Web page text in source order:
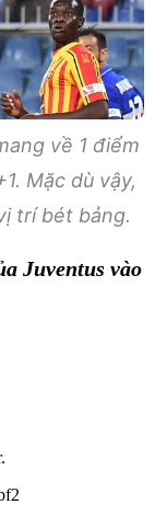
về 1 điểm
Mặc dù vậy,
trí bét bảng.
Juventus vào